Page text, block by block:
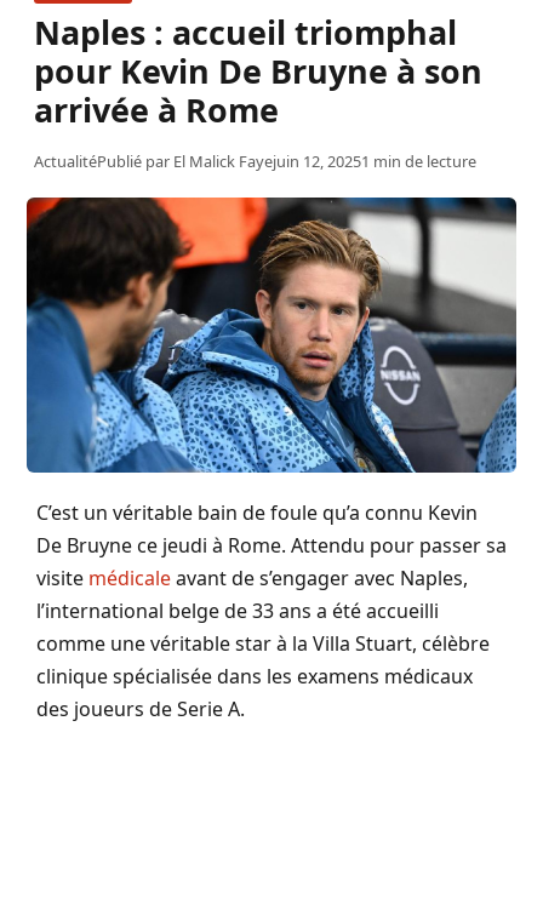
Naples : accueil triomphal
pour Kevin De Bruyne à son
arrivée à Rome
ActualitéPublié par El Malick Fayejuin 12, 20251 min de lecture
C’est un véritable bain de foule qu’a connu Kevin
De Bruyne ce jeudi à Rome. Attendu pour passer sa
visite médicaleavant de s’engager avec Naples,
l’international belge de 33 ans a été accueilli
comme une véritable star à la Villa Stuart, célèbre
clinique spécialisée dans les examens médicaux
des joueurs de Serie A.